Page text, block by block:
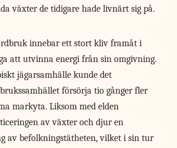
växter de tidigare hade livnärt sig på.
innebar ett stort kliv framåt i
att utvinna energi från sin omgivning.
jägarsamhälle kunde det
försörja tio gånger fler
markyta. Liksom med elden
av växter och djur en
av befolkningstätheten, vilket i sin tur